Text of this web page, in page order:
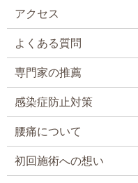
アクセス
よくある質問
専門家の推薦
感染症防止対策
腰痛について
初回施術への想い